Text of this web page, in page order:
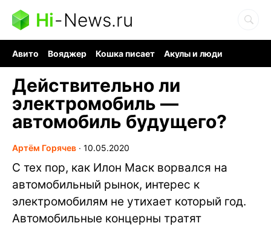
Hi-News.ru
Авито Вояджер Кошка писает
Акулы и люди
Действительно ли
электромобиль —
автомобиль будущего?
Артём Горячев ∙ 10.05.2020
С тех пор, как Илон Маск ворвался на
автомобильный рынок, интерес к
электромобилям не утихает который год.
Автомобильные концерны тратят